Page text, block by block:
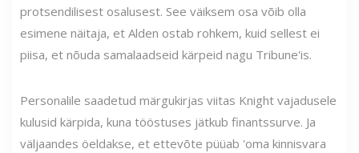
protsendilisest osalusest. See väiksem osa võib olla
esimene näitaja, et Alden ostab rohkem, kuid sellest ei
piisa, et nõuda samalaadseid kärpeid nagu Tribune'is.
Personalile saadetud märgukirjas viitas Knight vajadusele
kulusid kärpida, kuna tööstuses jätkub finantssurve. Ja
väljaandes öeldakse, et ettevõte püüab 'oma kinnisvara